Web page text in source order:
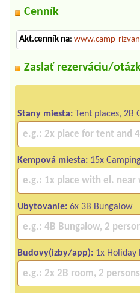
Cenník
Akt.cenník na: www.camp-
Zaslať rezerváciu/
Stany miesta: Tent places, 2B
Kempová miesta: 15x
Ubytovanie: 6x 3B Bungalow
Budovy(izby/app): 1x Holiday